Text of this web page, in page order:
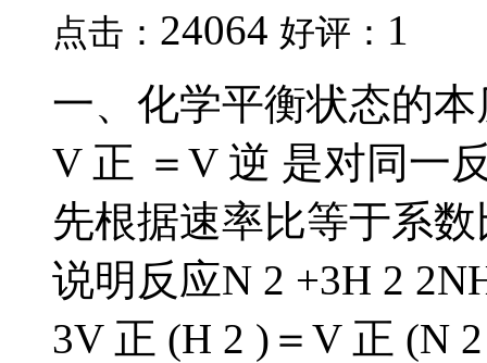
点击： 24064 好评： 1
一、化学平衡状态的
V 正 ＝V 逆 是对同一
先根据速率比等于系
说明反应N 2 +3H 2
3V 正 (H 2 )＝V 正 (N